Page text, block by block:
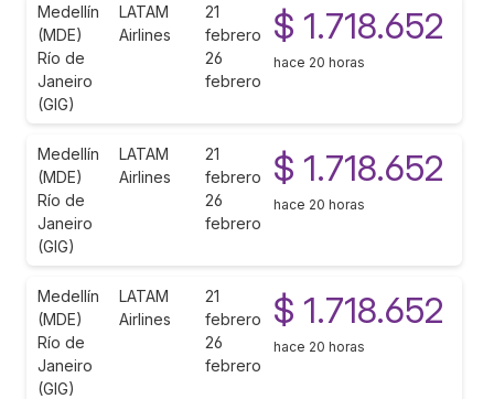
Medellín
(MDE)
Río de
Janeiro
(GIG)
LATAM
Airlines
21
febrero
26
febrero
$ 1.718.652
hace 20 horas
Medellín
(MDE)
Río de
Janeiro
(GIG)
LATAM
Airlines
21
febrero
26
febrero
$ 1.718.652
hace 20 horas
Medellín
(MDE)
Río de
Janeiro
(GIG)
LATAM
Airlines
21
febrero
26
febrero
$ 1.718.652
hace 20 horas